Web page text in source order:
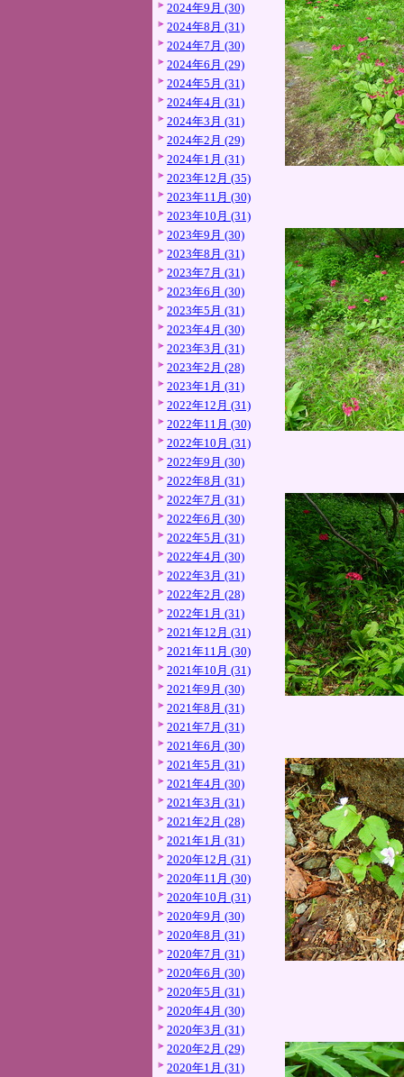
2024年9月 (30)
2024年8月 (31)
2024年7月 (30)
2024年6月 (29)
2024年5月 (31)
2024年4月 (31)
2024年3月 (31)
2024年2月 (29)
2024年1月 (31)
2023年12月 (35)
2023年11月 (30)
2023年10月 (31)
2023年9月 (30)
2023年8月 (31)
2023年7月 (31)
2023年6月 (30)
2023年5月 (31)
2023年4月 (30)
2023年3月 (31)
2023年2月 (28)
2023年1月 (31)
2022年12月 (31)
2022年11月 (30)
2022年10月 (31)
2022年9月 (30)
2022年8月 (31)
2022年7月 (31)
2022年6月 (30)
2022年5月 (31)
2022年4月 (30)
2022年3月 (31)
2022年2月 (28)
2022年1月 (31)
2021年12月 (31)
2021年11月 (30)
2021年10月 (31)
2021年9月 (30)
2021年8月 (31)
2021年7月 (31)
2021年6月 (30)
2021年5月 (31)
2021年4月 (30)
2021年3月 (31)
2021年2月 (28)
2021年1月 (31)
2020年12月 (31)
2020年11月 (30)
2020年10月 (31)
2020年9月 (30)
2020年8月 (31)
2020年7月 (31)
2020年6月 (30)
2020年5月 (31)
2020年4月 (30)
2020年3月 (31)
2020年2月 (29)
2020年1月 (31)